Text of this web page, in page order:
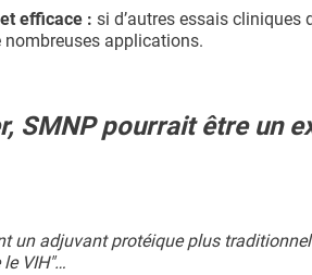
efficace : si d’autres essais cliniques
nombreuses applications.
SMNP pourrait être un
un adjuvant protéique plus
VIH"…